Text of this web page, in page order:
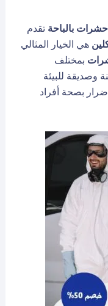
بالباحة تقدم
هي الخيار المثالي
بمختلف
وصديقة للبيئة
بصحة أفراد